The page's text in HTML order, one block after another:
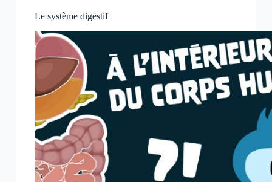
Le système digestif